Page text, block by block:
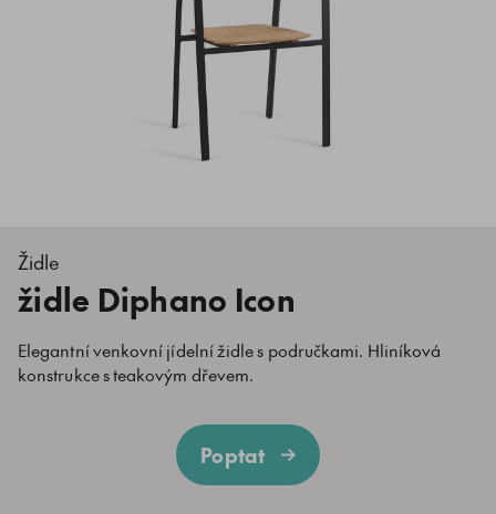
Židle
židle Diphano Icon
Elegantní venkovní jídelní židle s područkami. Hliníková
konstrukce s teakovým dřevem.
Poptat